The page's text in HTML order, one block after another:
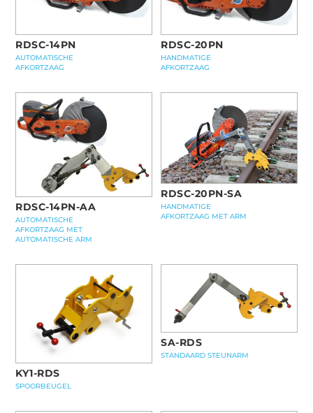
RDSC-14PN
AUTOMATISCHE
AFKORTZAAG
RDSC-20PN
HANDMATIGE
AFKORTZAAG
RDSC-14PN-AA
AUTOMATISCHE
AFKORTZAAG MET
AUTOMATISCHE ARM
RDSC-20PN-SA
HANDMATIGE
AFKORTZAAG MET ARM
KY1-RDS
SPOORBEUGEL
SA-RDS
STANDAARD STEUNARM